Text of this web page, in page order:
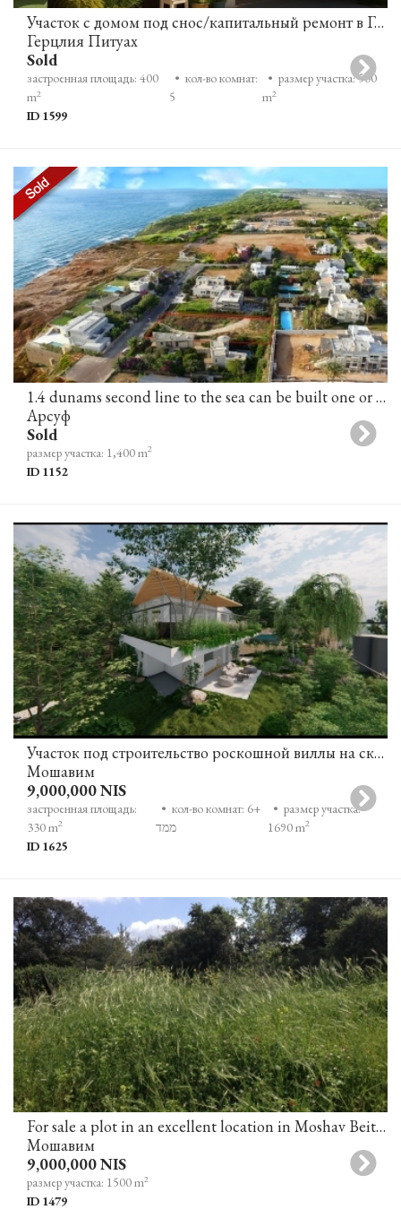
Участок с домом под снос/капитальный ремонт в Герцлии-Питуах
Герцлия Питуах
Sold
застроенная площадь: 400
m2
• кол-во комнат:
5
• размер участка: 500
m2
ID 1599
1.4 dunams second line to the sea can be built one or two villas
Арсуф
Sold
размер участка: 1,400 m2
ID 1152
Участок под строительство роскошной виллы на склоне горы с открытым видом на зелень и море в Зихрон-Яакове
Мошавим
9,000,000 NIS
застроенная площадь:
330 m2
• кол-во комнат: 6+
ממד
• размер участка:
1690 m2
ID 1625
For sale a plot in an excellent location in Moshav Beit Yitzhak
Мошавим
9,000,000 NIS
размер участка: 1500 m2
ID 1479